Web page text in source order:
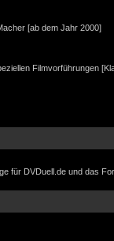
[ab dem Jahr 2000]
Filmvorführungen
für DVDuell.de und das